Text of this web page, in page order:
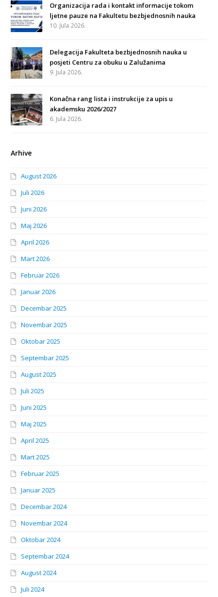
Organizacija rada i kontakt informacije tokom
ljetne pauze na Fakultetu bezbjednosnih nauka
10. Jula 2026.
Delegacija Fakulteta bezbjednosnih nauka u
posjeti Centru za obuku u Zalužanima
9. Jula 2026.
Konačna rang lista i instrukcije za upis u
akademsku 2026/2027
6. Jula 2026.
Arhive
August 2026
Juli 2026
Juni 2026
Maj 2026
April 2026
Mart 2026
Februar 2026
Januar 2026
Decembar 2025
Novembar 2025
Oktobar 2025
Septembar 2025
August 2025
Juli 2025
Juni 2025
Maj 2025
April 2025
Mart 2025
Februar 2025
Januar 2025
Decembar 2024
Novembar 2024
Oktobar 2024
Septembar 2024
August 2024
Juli 2024